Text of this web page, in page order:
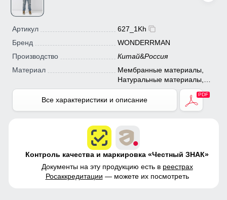
Артикул
627_1Kh
Бренд
WONDERRMAN
Производство
Китай&Россия
Материал
Мембранные материалы,
Натуральные материалы,
Полиэстер, Плащевка,
Тефлон
Все характеристики и описание
Контроль качества и маркировка «Честный ЗНАК»
Документы на эту продукцию есть в реестрах
Росаккредитации — можете их посмотреть